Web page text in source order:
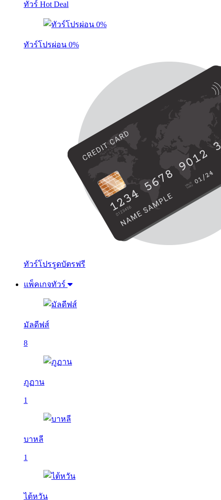
ทัวร์ Hot Deal
ทัวร์โปรผ่อน 0%
ทัวร์โปรรูดบัตรฟรี
แพ็คเกจทัวร์
มัลดีฟส์
8
ภูฏาน
1
บาหลี
1
ไต้หวัน